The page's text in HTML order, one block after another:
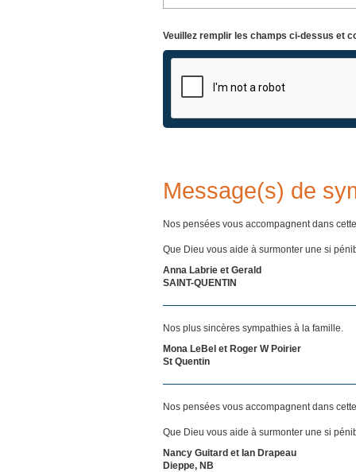
Veuillez remplir les champs ci-dessus et
Message(s) de
Nos pensées vous accompagnent dans
Que Dieu vous aide à surmonter une si
Anna Labrie et Gerald
SAINT-QUENTIN
Nos plus sincères sympathies à la famille.
Mona LeBel et Roger W Poirier
St Quentin
Nos pensées vous accompagnent dans
Que Dieu vous aide à surmonter une si
Nancy Guitard et Ian Drapeau
Dieppe, NB